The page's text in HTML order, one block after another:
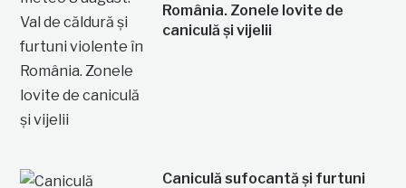
România. Zonele lovite de
caniculă și vijelii
Caniculă sufocantă și furtuni